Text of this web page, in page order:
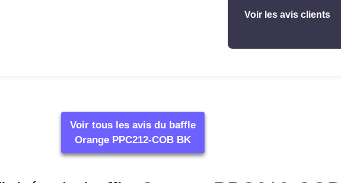
Voir les avis clients
Voir tous les avis du baffle
Orange PPC212-COB BK